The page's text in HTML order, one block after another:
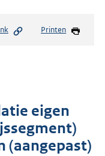
Printen
eigen
(aangepast)